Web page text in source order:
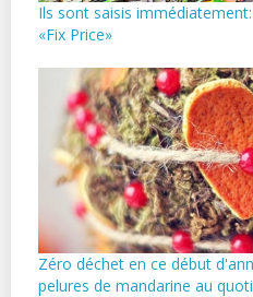
Ils sont saisis
«Fix Price»
Zéro déchet en ce début
pelures de mandarine au